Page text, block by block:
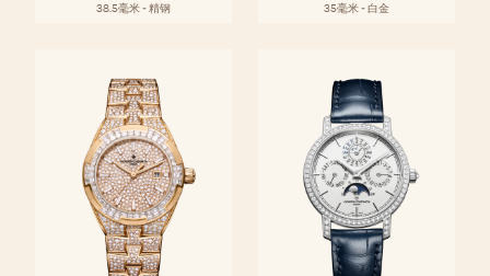
38.5毫米 - 精钢 35毫米 - 白金